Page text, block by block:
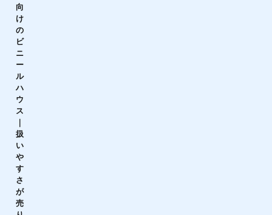
向
け
の
ビ
ニ
ー
ル
ハ
ウ
ス
｜
扱
い
や
す
さ
が
売